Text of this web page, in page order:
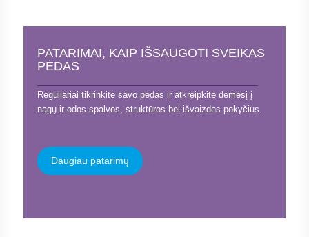
PATARIMAI, KAIP IŠSAUGOTI SVEIKAS
PĖDAS
Reguliariai tikrinkite savo pėdas ir atkreipkite dėmesį į
nagų ir odos spalvos, struktūros bei išvaizdos pokyčius.
Daugiau patarimų